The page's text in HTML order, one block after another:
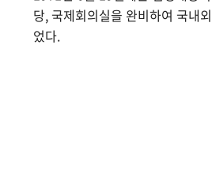
당, 국제회의실을 완비하여 국내
었다.